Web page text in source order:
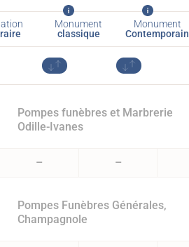
Monument
classique
Monument
Contemporain
Pompes funèbres et Marbrerie
Odille-Ivanes
– –
Pompes Funèbres Générales,
Champagnole